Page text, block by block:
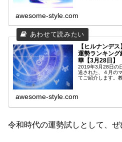
awesome-style.com
【ヒルナンデ
運勢ランキング
華【3月28日】
2019年3月28日の
送された、４月の
てご紹介します。
awesome-style.com
令和時代の運勢試しとして、